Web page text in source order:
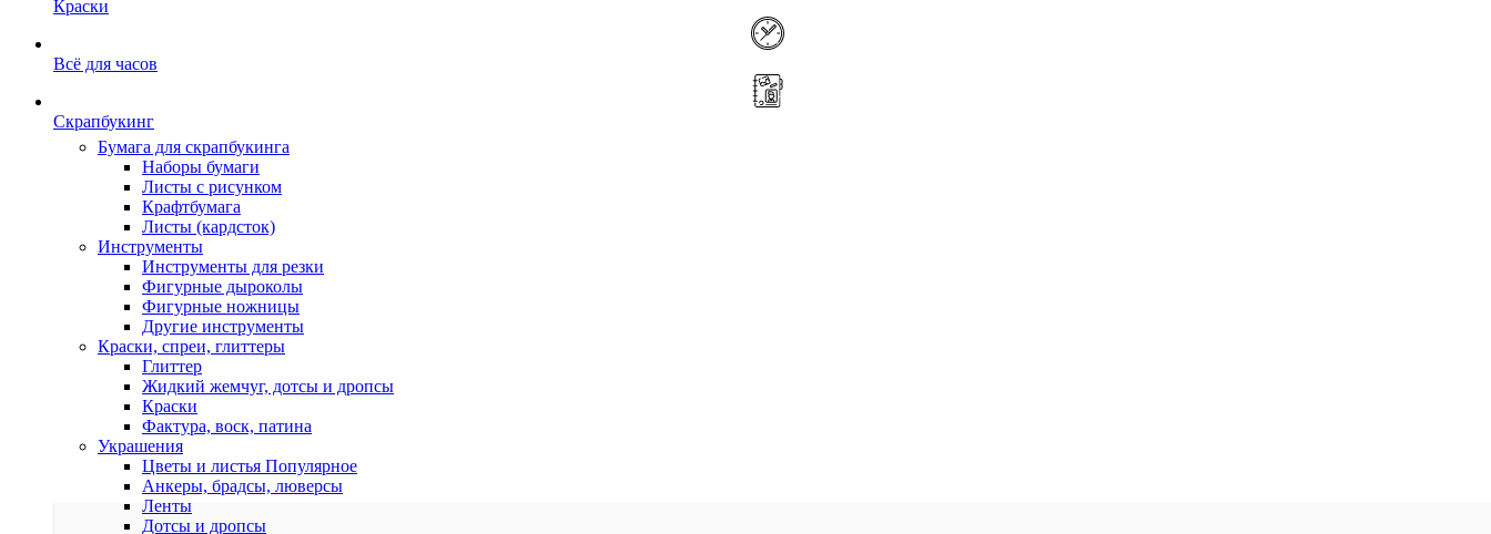
Краски
Всё для часов
Скрапбукинг
Бумага для скрапбукинга
Наборы бумаги
Листы с рисунком
Крафтбумага
Листы (кардсток)
Инструменты
Инструменты для резки
Фигурные дыроколы
Фигурные ножницы
Другие инструменты
Краски, спреи, глиттеры
Глиттер
Жидкий жемчуг, дотсы и дропсы
Краски
Фактура, воск, патина
Украшения
Цветы и листья Популярное
Анкеры, брадсы, люверсы
Ленты
Дотсы и дропсы